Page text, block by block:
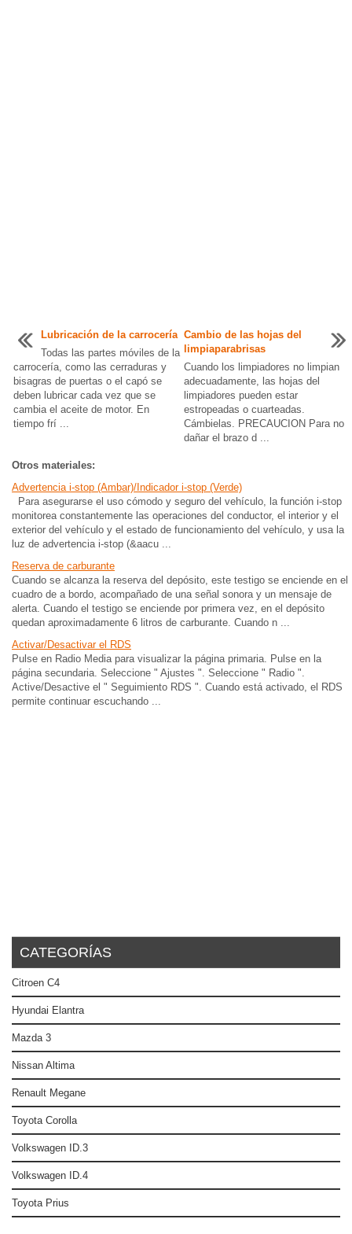
Lubricación de la carrocería
Todas las partes móviles de la
carrocería, como las cerraduras y
bisagras de puertas o el capó se
deben lubricar cada vez que se
cambia el aceite de motor. En
tiempo frí ...
Cambio de las hojas del
limpiaparabrisas
Cuando los limpiadores no limpian
adecuadamente, las hojas del
limpiadores pueden estar
estropeadas o cuarteadas.
Cámbielas. PRECAUCION Para no
dañar el brazo d ...
Otros materiales:
Advertencia i-stop (Ambar)/Indicador i-stop (Verde)
Para asegurarse el uso cómodo y seguro del vehículo, la función i-stop
monitorea constantemente las operaciones del conductor, el interior y el
exterior del vehículo y el estado de funcionamiento del vehículo, y usa la
luz de advertencia i-stop (&aacu ...
Reserva de carburante
Cuando se alcanza la reserva del depósito, este testigo se enciende en el
cuadro de a bordo, acompañado de una señal sonora y un mensaje de
alerta. Cuando el testigo se enciende por primera vez, en el depósito
quedan aproximadamente 6 litros de carburante. Cuando n ...
Activar/Desactivar el RDS
Pulse en Radio Media para visualizar la página primaria. Pulse en la
página secundaria. Seleccione " Ajustes ". Seleccione " Radio ".
Active/Desactive el " Seguimiento RDS ". Cuando está activado, el RDS
permite continuar escuchando ...
CATEGORÍAS
Citroen C4
Hyundai Elantra
Mazda 3
Nissan Altima
Renault Megane
Toyota Corolla
Volkswagen ID.3
Volkswagen ID.4
Toyota Prius